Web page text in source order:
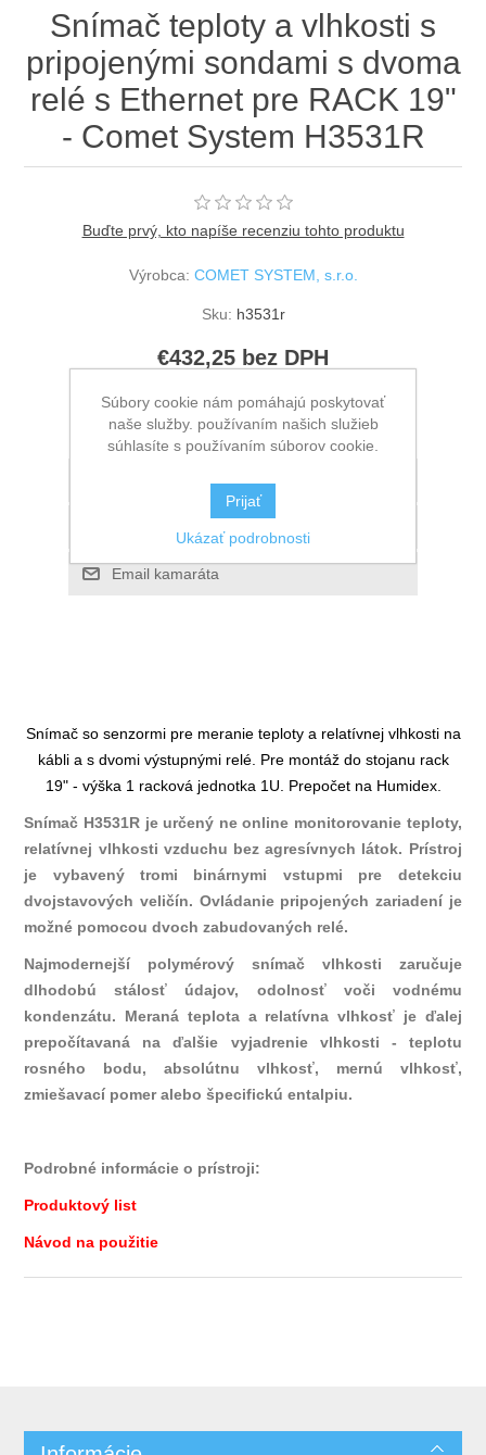
Snímač teploty a vlhkosti s
pripojenými sondami s dvoma
relé s Ethernet pre RACK 19"
- Comet System H3531R
Buďte prvý, kto napíše recenziu tohto produktu
Výrobca: COMET SYSTEM, s.r.o.
Sku: h3531r
€432,25 bez DPH
Snímač so senzormi pre meranie teploty a relatívnej vlhkosti na
kábli a s dvomi výstupnými relé. Pre montáž do stojanu rack
19" - výška 1 racková jednotka 1U. Prepočet na Humidex.
Snímač H3531R je určený ne online monitorovanie teploty,
relatívnej vlhkosti vzduchu bez agresívnych látok. Prístroj
je vybavený tromi binárnymi vstupmi pre detekciu
dvojstavových veličín. Ovládanie pripojených zariadení je
možné pomocou dvoch zabudovaných relé.
Najmodernejší polymérový snímač vlhkosti zaručuje
dlhodobú stálosť údajov, odolnosť voči vodnému
kondenzátu. Meraná teplota a relatívna vlhkosť je ďalej
prepočítavaná na ďalšie vyjadrenie vlhkosti - teplotu
rosného bodu, absolútnu vlhkosť, mernú vlhkosť,
zmiešavací pomer alebo špecifickú entalpiu.
Podrobné informácie o prístroji:
Produktový list
Návod na použitie
Súbory cookie nám pomáhajú poskytovať
naše služby. používaním našich služieb
súhlasíte s používaním súborov cookie.
Prijať
Ukázať podrobnosti